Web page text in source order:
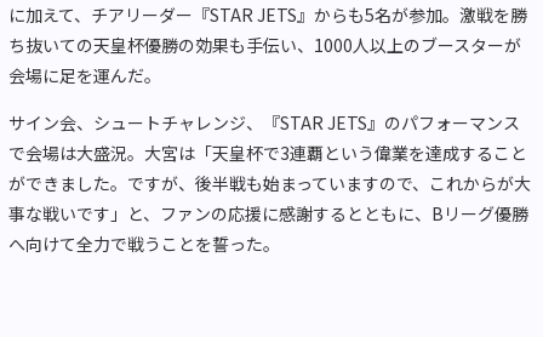
に加えて、チアリーダー『STAR JETS』からも5名が参加。激戦を勝
ち抜いての天皇杯優勝の効果も手伝い、1000人以上のブースターが
会場に足を運んだ。
サイン会、シュートチャレンジ、『STAR JETS』のパフォーマンス
で会場は大盛況。大宮は「天皇杯で3連覇という偉業を達成すること
ができました。ですが、後半戦も始まっていますので、これからが大
事な戦いです」と、ファンの応援に感謝するとともに、Bリーグ優勝
へ向けて全力で戦うことを誓った。